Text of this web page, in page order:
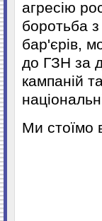
агресію
боротьба
бар'єрів,
до ГЗН за
кампаній
Ми стоїмо